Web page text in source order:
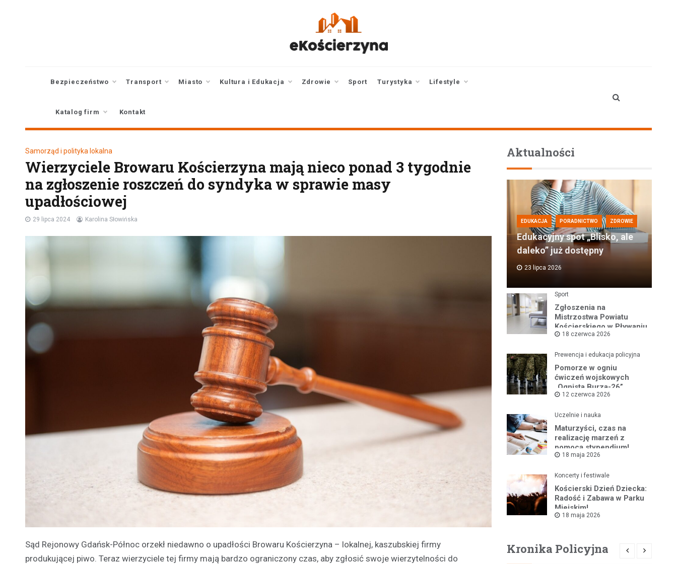
Bezpieczeństwo Transport Miasto Kultura i Edukacja Zdrowie Sport Turystyka Lifestyle
Katalog firm Kontakt
Samorząd i polityka lokalna
Wierzyciele Browaru Kościerzyna mają nieco ponad 3 tygodnie
na zgłoszenie roszczeń do syndyka w sprawie masy
upadłościowej
29 lipca 2024 Karolina Słowińska
Sąd Rejonowy Gdańsk-Północ orzekł niedawno o upadłości Browaru Kościerzyna – lokalnej, kaszubskiej firmy
produkującej piwo. Teraz wierzyciele tej firmy mają bardzo ograniczony czas, aby zgłosić swoje wierzytelności do
Aktualności
EDUKACJA PORADNICTWO ZDROWIE
Edukacyjny spot „Blisko, ale
daleko” już dostępny
23 lipca 2026
Sport
Zgłoszenia na
Mistrzostwa Powiatu
Kościerskiego w Pływaniu
i Ratownictwie Wodnym
18 czerwca 2026
Prewencja i edukacja policyjna
Pomorze w ogniu
ćwiczeń wojskowych
„Ognista Burza-26”
12 czerwca 2026
Uczelnie i nauka
Maturzyści, czas na
realizację marzeń z
pomocą stypendium!
18 maja 2026
Koncerty i festiwale
Kościerski Dzień Dziecka:
Radość i Zabawa w Parku
Miejskim!
18 maja 2026
Kronika Policyjna